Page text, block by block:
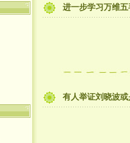
进一步学习万维
有人举证刘晓波